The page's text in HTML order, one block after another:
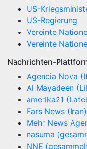
US-
US-Regierung
Vereinte
Vereinte
Nachrichten-
Agencia Nova
Al Mayadeen
amerika21
Fars News (Iran)
Mehr News
nasuma
NNE